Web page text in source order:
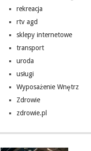
rekreacja
rtv agd
sklepy internetowe
transport
uroda
usługi
Wyposażenie Wnętrz
Zdrowie
zdrowie.pl